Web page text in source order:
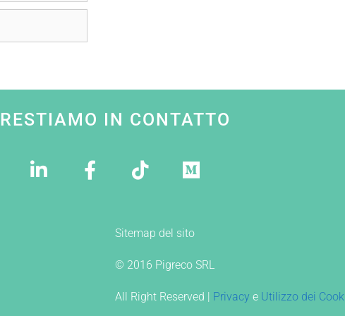
RESTIAMO IN CONTATTO
Sitemap del sito
© 2016 Pigreco SRL
All Right Reserved | Privacy e Utilizzo dei